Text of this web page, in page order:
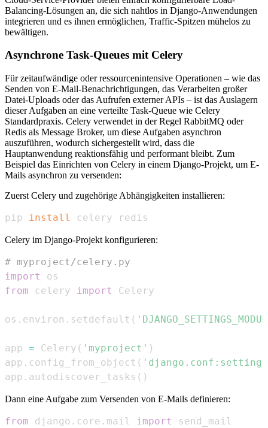
Balancing-Lösungen an, die sich nahtlos in Django-Anwendungen
integrieren und es ihnen ermöglichen, Traffic-Spitzen mühelos zu
bewältigen.
Asynchrone Task-Queues mit Celery
Für zeitaufwändige oder ressourcenintensive Operationen – wie das
Senden von E-Mail-Benachrichtigungen, das Verarbeiten großer
Datei-Uploads oder das Aufrufen externer APIs – ist das Auslagern
dieser Aufgaben an eine verteilte Task-Queue wie Celery
Standardpraxis. Celery verwendet in der Regel RabbitMQ oder
Redis als Message Broker, um diese Aufgaben asynchron
auszuführen, wodurch sichergestellt wird, dass die
Hauptanwendung reaktionsfähig und performant bleibt. Zum
Beispiel das Einrichten von Celery in einem Django-Projekt, um E-
Mails asynchron zu versenden:
Zuerst Celery und zugehörige Abhängigkeiten installieren:
pip install celery redis
Celery im Django-Projekt konfigurieren:
# myproject/celery.py
import
from celery import
os . environ . setdefault (
app = Celery ( 'myproject' )
app . config_from_object (
app . autodiscover_tasks ( )
Dann eine Aufgabe zum Versenden von E-Mails definieren:
from django . core . mail import